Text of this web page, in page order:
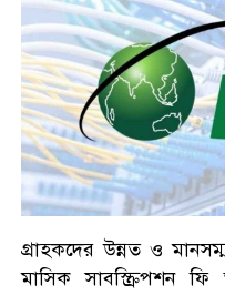
গ্রাহকদের উন্নত ও
মাসিক সাবস্ক্রিপশন ফি